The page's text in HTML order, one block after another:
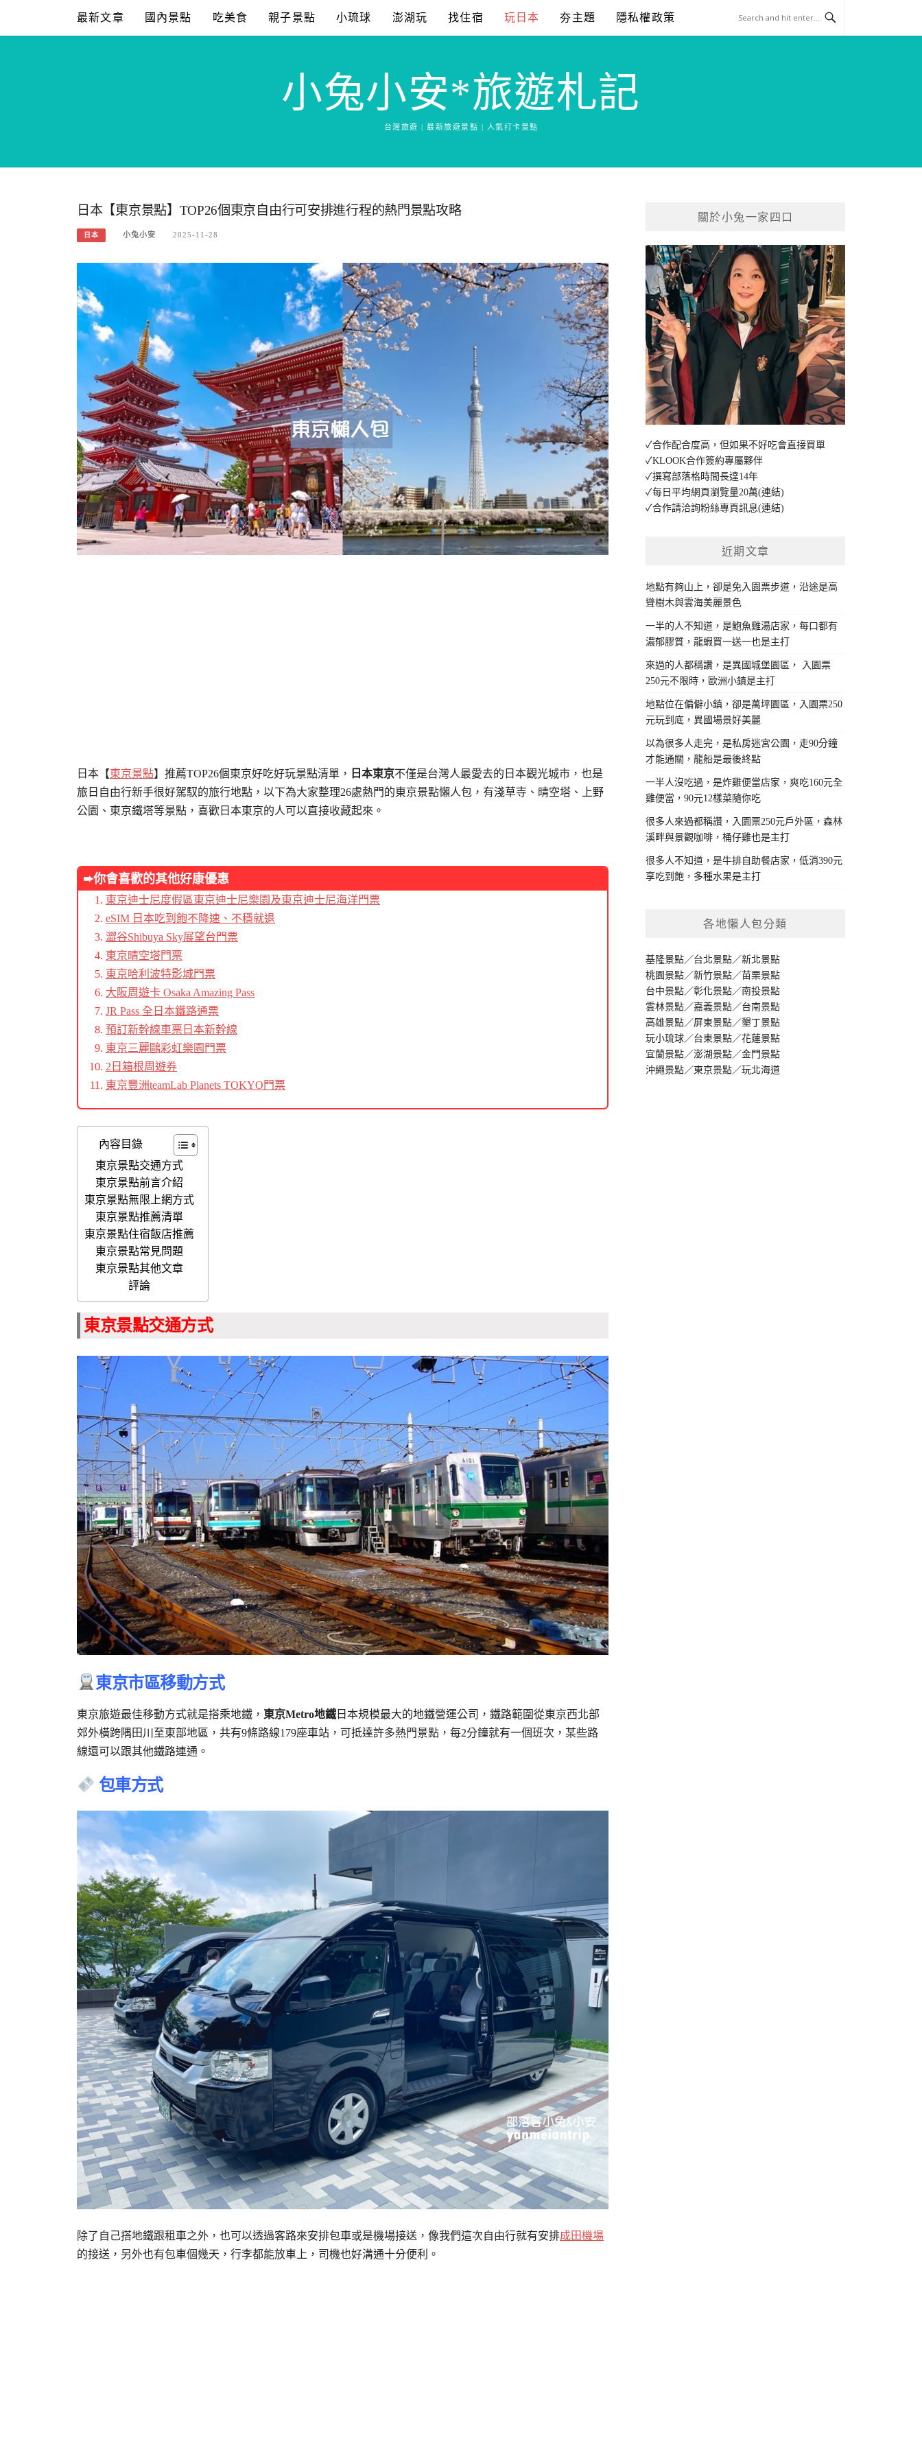
content
最新文章 國內景點 吃美食 親子景點 小琉球 澎湖玩 找住宿 玩日本 夯主題 隱私權政策
小兔小安*旅遊札記
台灣旅遊 | 最新旅遊景點 | 人氣打卡景點
日本【東京景點】TOP26個東京自由行可安排進行程的熱門景點攻略
日本 小兔小安 2025-11-28
日本【 東京景點】推薦TOP26個東京好吃好玩景點清單， 日本東京不僅是台灣人最愛去的日本觀光城市，也是
旅日自由行新手很好駕馭的旅行地點，以下為大家整理26處熱門的東京景點懶人包，有淺草寺、晴空塔、上野
公園、東京鐵塔等景點，喜歡日本東京的人可以直接收藏起來。
➨你會喜歡的其他好康優惠
東京迪士尼度假區東京迪士尼樂園及東京迪士尼海洋門票
eSIM 日本吃到飽不降速、不穩就退
澀谷Shibuya Sky展望台門票
東京晴空塔門票
東京哈利波特影城門票
大阪周遊卡 Osaka Amazing Pass
JR Pass 全日本鐵路通票
預訂新幹線車票日本新幹線
東京三麗鷗彩虹樂園門票
2日箱根周遊券
東京豐洲teamLab Planets TOKYO門票
內容目錄
東京景點交通方式
東京景點前言介紹
東京景點無限上網方式
東京景點推薦清單
東京景點住宿飯店推薦
東京景點常見問題
東京景點其他文章
評論
東京景點交通方式
東京市區移動方式
東京旅遊最佳移動方式就是搭乘地鐵， 東京Metro地鐵日本規模最大的地鐵營運公司，鐵路範圍從東京西北部
郊外橫跨隅田川至東部地區，共有9條路線179座車站，可抵達許多熱門景點，每2分鐘就有一個班次，某些路
線還可以跟其他鐵路連通。
包車方式
除了自己搭地鐵跟租車之外，也可以透過客路來安排包車或是機場接送，像我們這次自由行就有安排成田機場
的接送，另外也有包車個幾天，行李都能放車上，司機也好溝通十分便利。
關於小兔一家四口
✓合作配合度高，但如果不好吃會直接買單
✓KLOOK合作簽約專屬夥伴
✓撰寫部落格時間長達14年
✓每日平均網頁瀏覽量20萬(連結)
✓合作請洽詢粉絲專頁訊息(連結)
近期文章
地點有夠山上，卻是免入園票步道，沿途是高
聳樹木與雲海美麗景色
一半的人不知道，是鮑魚雞湯店家，每口都有
濃郁膠質，龍蝦買一送一也是主打
來過的人都稱讚，是異國城堡園區， 入園票
250元不限時，歐洲小鎮是主打
地點位在偏僻小鎮，卻是萬坪園區，入園票250
元玩到底，異國場景好美麗
以為很多人走完，是私房迷宮公園，走90分鐘
才能通關，龍船是最後終點
一半人沒吃過，是炸雞便當店家，爽吃160元全
雞便當，90元12樣菜隨你吃
很多人來過都稱讚，入園票250元戶外區，森林
溪畔與景觀咖啡，桶仔雞也是主打
很多人不知道，是牛排自助餐店家，低消390元
享吃到飽，多種水果是主打
各地懶人包分類
基隆景點／台北景點／新北景點
桃園景點／新竹景點／苗栗景點
台中景點／彰化景點／南投景點
雲林景點／嘉義景點／台南景點
高雄景點／屏東景點／墾丁景點
玩小琉球／台東景點／花蓮景點
宜蘭景點／澎湖景點／金門景點
沖繩景點／東京景點／玩北海道